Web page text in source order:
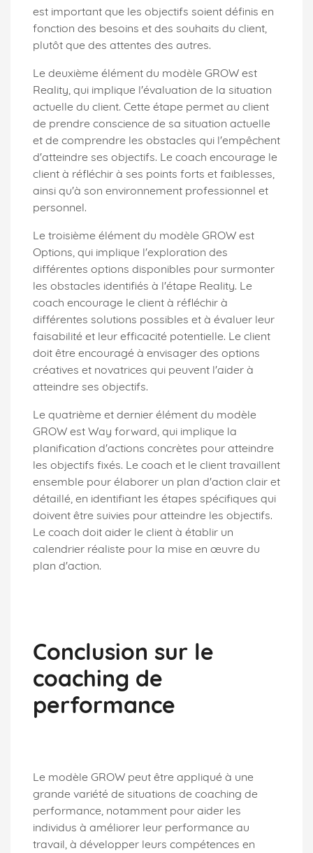
est important que les objectifs soient définis en
fonction des besoins et des souhaits du client,
plutôt que des attentes des autres.
Le deuxième élément du modèle GROW est
Reality, qui implique l'évaluation de la situation
actuelle du client. Cette étape permet au client
de prendre conscience de sa situation actuelle
et de comprendre les obstacles qui l'empêchent
d'atteindre ses objectifs. Le coach encourage le
client à réfléchir à ses points forts et faiblesses,
ainsi qu'à son environnement professionnel et
personnel.
Le troisième élément du modèle GROW est
Options, qui implique l'exploration des
différentes options disponibles pour surmonter
les obstacles identifiés à l'étape Reality. Le
coach encourage le client à réfléchir à
différentes solutions possibles et à évaluer leur
faisabilité et leur efficacité potentielle. Le client
doit être encouragé à envisager des options
créatives et novatrices qui peuvent l'aider à
atteindre ses objectifs.
Le quatrième et dernier élément du modèle
GROW est Way forward, qui implique la
planification d'actions concrètes pour atteindre
les objectifs fixés. Le coach et le client travaillent
ensemble pour élaborer un plan d'action clair et
détaillé, en identifiant les étapes spécifiques qui
doivent être suivies pour atteindre les objectifs.
Le coach doit aider le client à établir un
calendrier réaliste pour la mise en œuvre du
plan d'action.
Conclusion sur le
coaching de
performance
Le modèle GROW peut être appliqué à une
grande variété de situations de coaching de
performance, notamment pour aider les
individus à améliorer leur performance au
travail, à développer leurs compétences en